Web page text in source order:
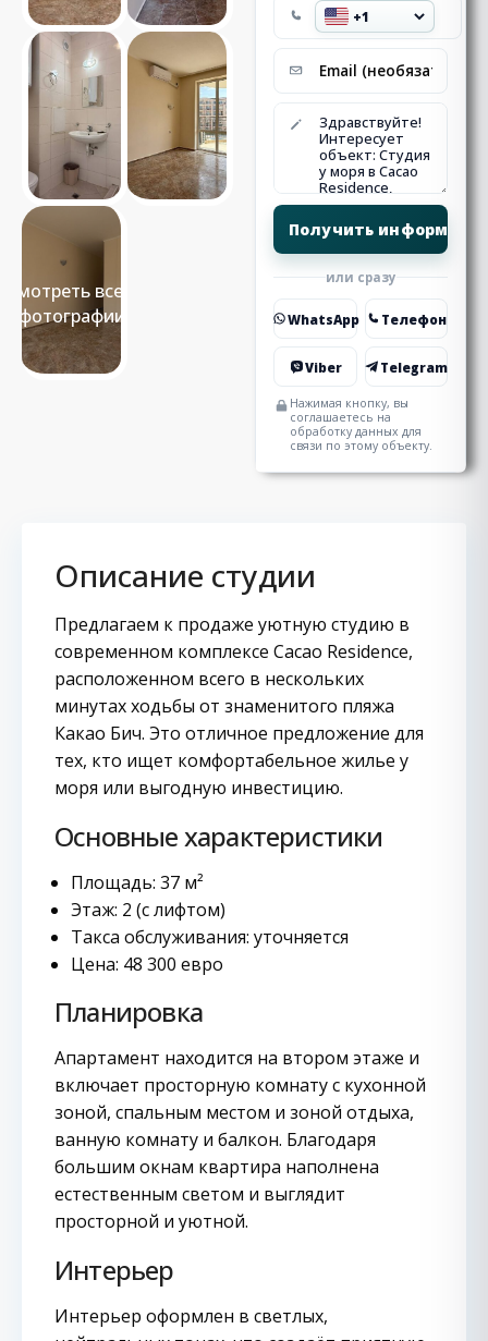
Смотреть все 8
фотографии
или сразу
WhatsApp Телефон
Viber Telegram
Нажимая кнопку, вы
соглашаетесь на
обработку данных для
связи по этому объекту.
Описание студии
Предлагаем к продаже уютную студию в
современном комплексе Cacao Residence,
расположенном всего в нескольких
минутах ходьбы от знаменитого пляжа
Какао Бич. Это отличное предложение для
тех, кто ищет комфортабельное жилье у
моря или выгодную инвестицию.
Основные характеристики
Площадь: 37 м²
Этаж: 2 (с лифтом)
Такса обслуживания: уточняется
Цена: 48 300 евро
Планировка
Апартамент находится на втором этаже и
включает просторную комнату с кухонной
зоной, спальным местом и зоной отдыха,
ванную комнату и балкон. Благодаря
большим окнам квартира наполнена
естественным светом и выглядит
просторной и уютной.
Интерьер
Интерьер оформлен в светлых,